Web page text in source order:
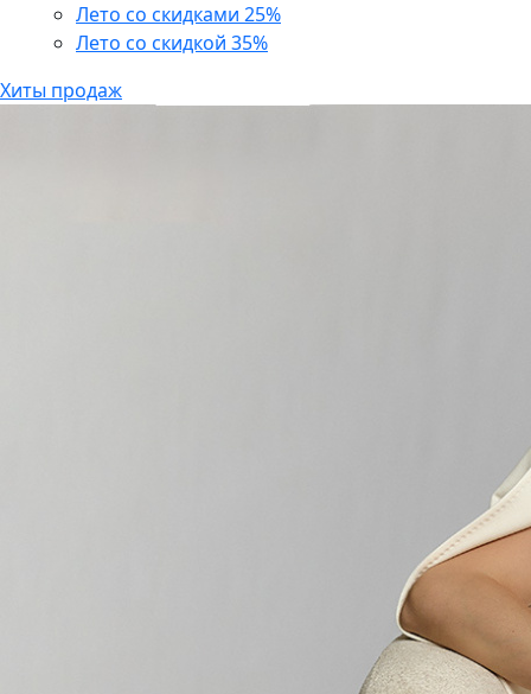
Лето со скидками 25%
Лето со скидкой 35%
Хиты продаж